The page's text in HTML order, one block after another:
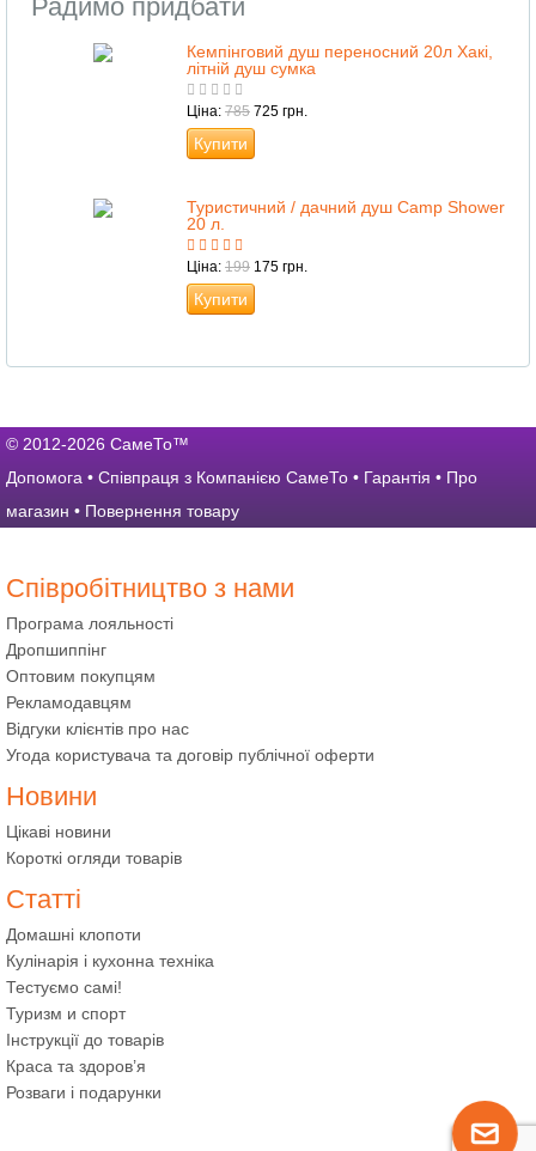
Радимо придбати
Кемпінговий душ переносний 20л Хакі,
літній душ сумка
Ціна: 785 725 грн.
Купити
Туристичний / дачний душ Camp Shower
20 л.
Ціна: 199 175 грн.
Купити
© 2012-2026 СамеТо™
Допомога • Співпраця з Компанією СамеТо • Гарантія • Про
магазин • Повернення товару
Співробітництво з нами
Програма лояльності
Дропшиппінг
Оптовим покупцям
Рекламодавцям
Відгуки клієнтів про нас
Угода користувача та договір публічної оферти
Новини
Цікаві новини
Короткі огляди товарів
Статті
Домашні клопоти
Кулінарія і кухонна техніка
Тестуємо самі!
Туризм и спорт
Інструкції до товарів
Краса та здоров’я
Розваги і подарунки